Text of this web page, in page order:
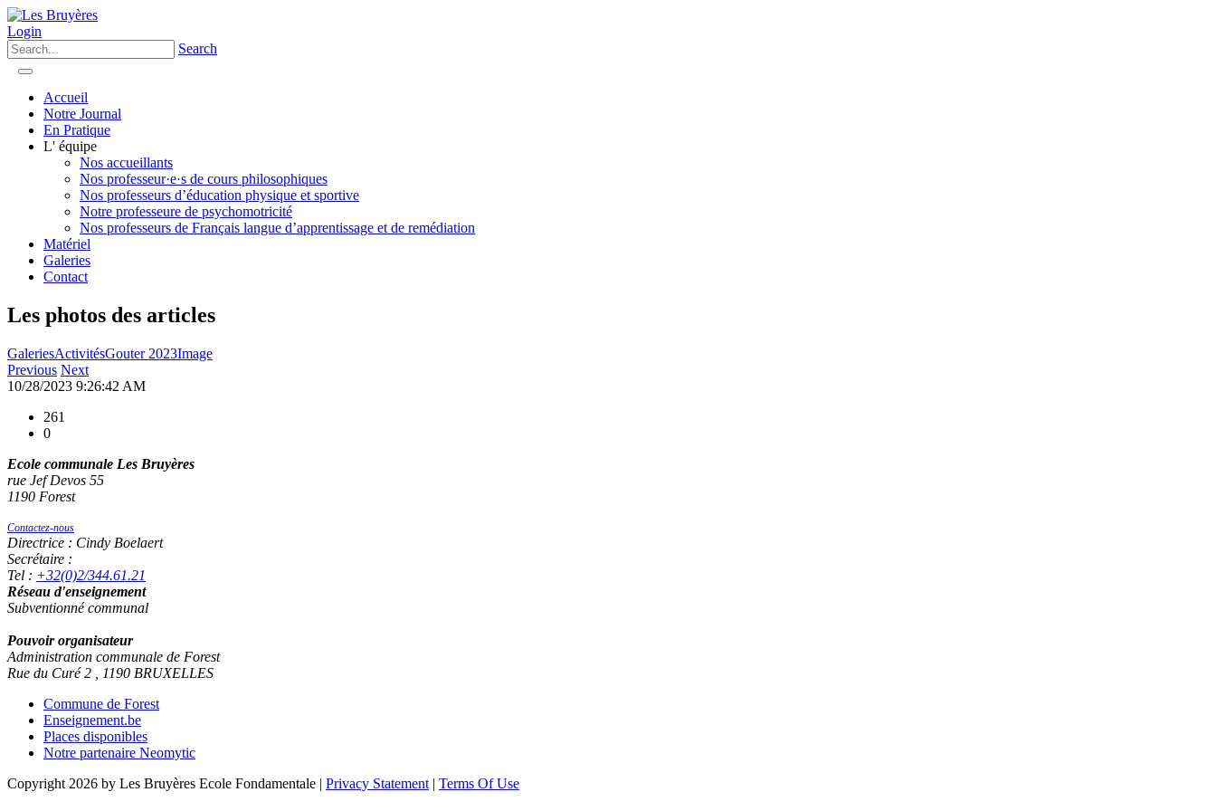
Login
Search
Accueil
Notre Journal
En Pratique
L' équipe
Nos accueillants
Nos professeur·e·s de cours philosophiques
Nos professeurs d’éducation physique et sportive
Notre professeure de psychomotricité
Nos professeurs de Français langue d’apprentissage et de remédiation
Matériel
Galeries
Contact
Les photos des articles
GaleriesActivitésGouter 2023Image
Previous Next
10/28/2023 9:26:42 AM
261
0
Ecole communale Les Bruyères
rue Jef Devos 55
1190 Forest
Contactez-nous
Directrice : Cindy Boelaert
Secrétaire :
Tel : +32(0)2/344.61.21
Réseau d'enseignement
Subventionné communal
Pouvoir organisateur
Administration communale de Forest
Rue du Curé 2 , 1190 BRUXELLES
Commune de Forest
Enseignement.be
Places disponibles
Notre partenaire Neomytic
Copyright 2026 by Les Bruyères Ecole Fondamentale | Privacy Statement | Terms Of Use